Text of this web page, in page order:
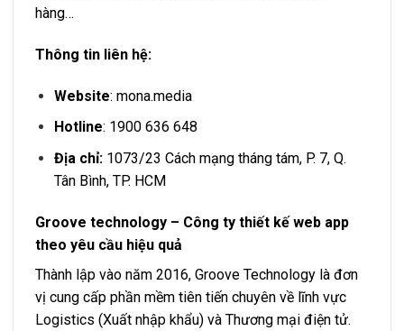
hàng…
Thông tin liên hệ:
Website: mona.media
Hotline: 1900 636 648
Địa chỉ:1073/23 Cách mạng tháng tám, P. 7, Q.
Tân Bình, TP. HCM
Groove technology – Công ty thiết kế web app
theo yêu cầu hiệu quả
Thành lập vào năm 2016, Groove Technology là đơn
vị cung cấp phần mềm tiên tiến chuyên về lĩnh vực
Logistics (Xuất nhập khẩu) và Thương mại điện tử.